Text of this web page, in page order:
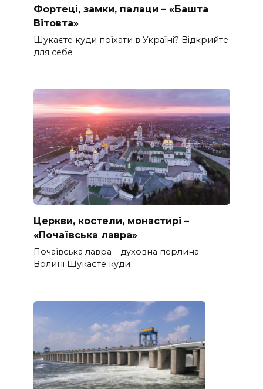
Фортеці, замки, палаци – «Башта
Вітовта»
Шукаєте куди поїхати в Україні? Відкрийте
для себе
Церкви, костели, монастирі –
«Почаївська лавра»
Почаївська лавра – духовна перлина
Волині Шукаєте куди